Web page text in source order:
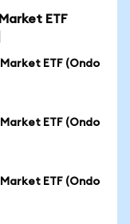
ETF
ETF (Ondo
ETF (Ondo
ETF (Ondo